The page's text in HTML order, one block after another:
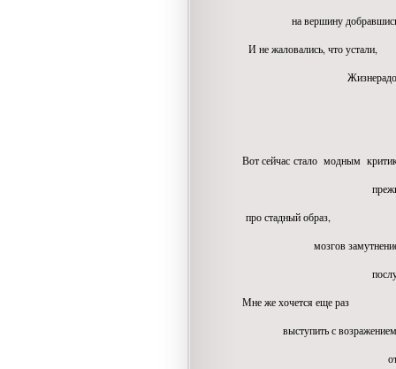
на вершину добравшись,
И не жаловались, что устали,
Жизнерадостное
Вот сейчас стало модным
прежнюю
про стадный образ,
мозгов
послушных
Мне же хочется еще раз
выступить с
ответить вот